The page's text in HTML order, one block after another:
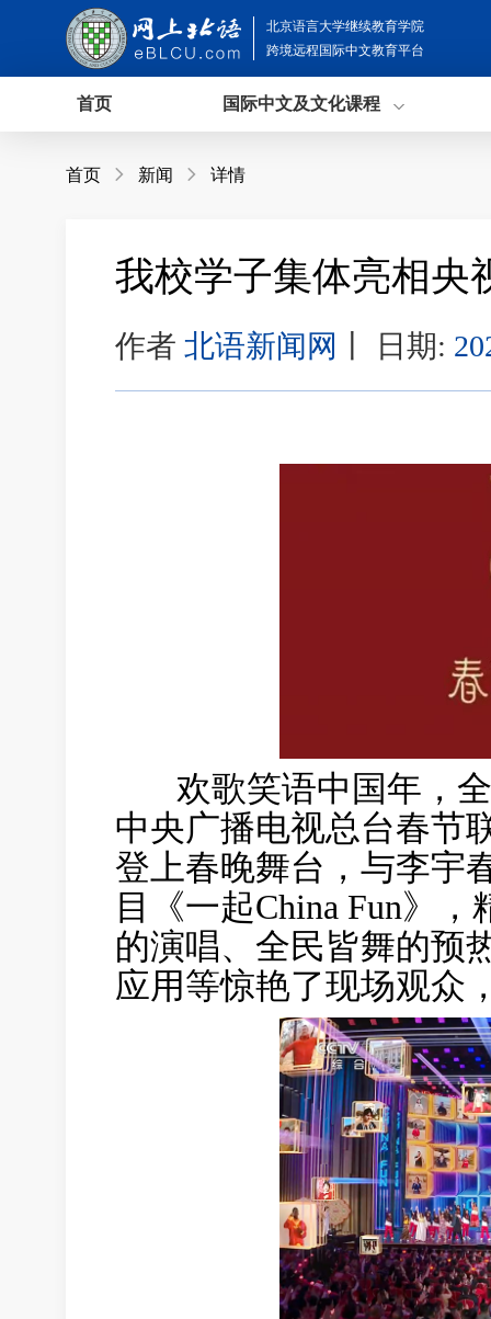
北京语言大学继续教育学院
跨境远程国际中文教育平台
首页 国际中文及文化课程
首页  新闻  详情
我校学子集体亮相央
作者 北语新闻网 日期:
欢歌笑语中国年，全
中央广播电视总台春节
登上春晚舞台，与李宇
目《一起China Fun》
的演唱、全民皆舞的预
应用等惊艳了现场观众